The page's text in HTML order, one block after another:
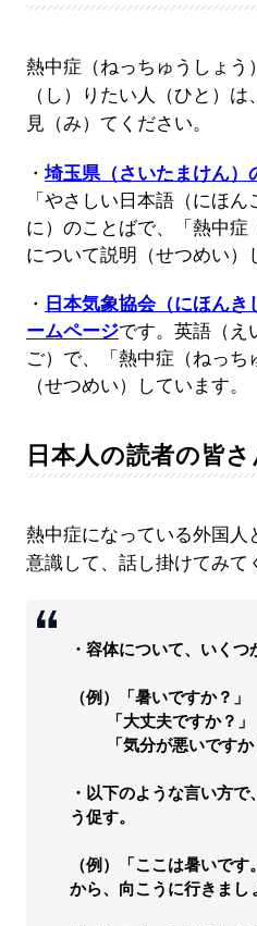
熱中症（ねっちゅうしょう
（し）りたい人（ひと）
見（み）てください。
・ 埼玉県（さいたまけん）
「やさしい日本語（にほ
に）のことばで、「熱中症
について説明（せつめい）
・ 日本気象協会（にほん
ームページです。英語（え
ご）で、「熱中症（ねっち
（せつめい）しています。
日本人の読者の皆
熱中症になっている外国人
意識して、話し掛けてみて
・容体について、いくつ
（例）「暑いですか？」
「大丈夫ですか？」
「気分が悪いですか
・以下のような言い方
う促す。
（例）「ここは暑いで
から、向こうに行きまし